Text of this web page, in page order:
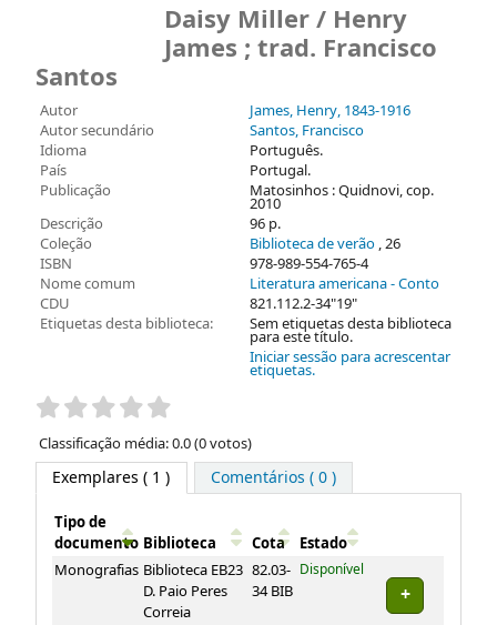
Daisy Miller / Henry
James ; trad. Francisco
Santos
Autor James, Henry, 1843-1916
Autor secundário
Santos, Francisco
Idioma
Português.
País
Portugal.
Publicação
Matosinhos : Quidnovi, cop.
2010
Descrição
96 p.
Coleção
Biblioteca de verão, 26
ISBN
978-989-554-765-4
Nome comum
Literatura americana - Conto
CDU
821.112.2-34"19"
Etiquetas desta biblioteca:
Sem etiquetas desta biblioteca
para este título.
Iniciar sessão para acrescentar
etiquetas.
Pontuação
Classificação média: 0.0 (0 votos)
Exemplares ( 1 ) Comentários ( 0 )
Exemplares
Tipo de
documento Biblioteca Cota
Estado
Monografias Biblioteca EB23
D. Paio Peres
Correia
82.03-
34 BIB
Disponível